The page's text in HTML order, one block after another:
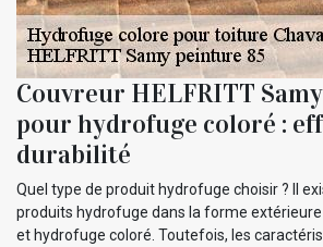
Couvreur HELFRITT
pour hydrofuge coloré :
durabilité
Quel type de produit hydrofuge choisir ? Il
produits hydrofuge dans la forme
et hydrofuge coloré. Toutefois, les